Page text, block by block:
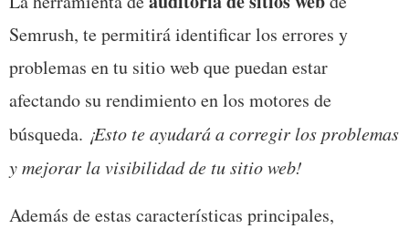
Semrush, te permitirá identificar los errores y
problemas en tu sitio web que puedan estar
afectando su rendimiento en los motores de
búsqueda. ¡Esto te ayudará a corregir los problemas
y mejorar la visibilidad de tu sitio web!
Además de estas características principales,